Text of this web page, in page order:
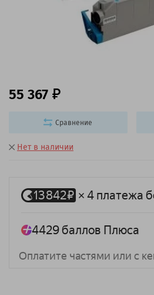
Нет в наличии
55 367
Сравнение